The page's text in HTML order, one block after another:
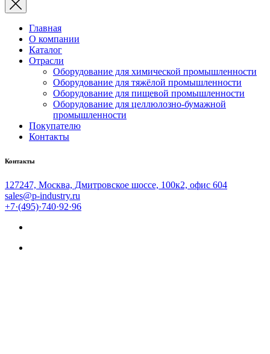
Главная
О компании
Каталог
Отрасли
Оборудование для химической промышленности
Оборудование для тяжёлой промышленности
Оборудование для пищевой промышленности
Оборудование для целлюлозно-бумажной
промышленности
Покупателю
Контакты
Контакты
127247, Москва, Дмитровское шоссе, 100к2, офис 604
sales@p-industry.ru
+7·(495)·740·92·96